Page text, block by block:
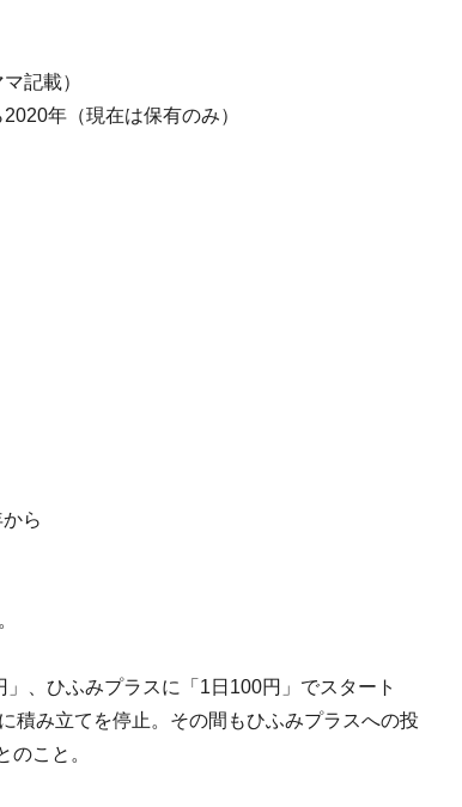
記載）
年（現在は保有のみ）
ら
、ひふみプラスに「1日100円」でスタート
積み立てを停止。その間もひふみプラスへの投
こと。